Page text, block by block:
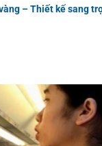
– Thiết kế sang